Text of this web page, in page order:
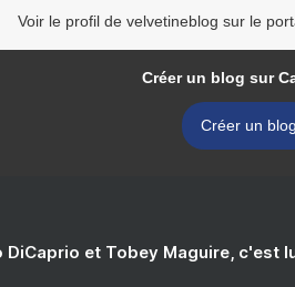
Voir le profil de velvetineblog sur le
Créer un blog sur
Créer un blog
DiCaprio et Tobey Maguire, c'est